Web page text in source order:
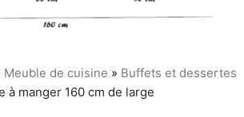
Meuble de cuisine » Buffets et dessertes
à manger 160 cm de large